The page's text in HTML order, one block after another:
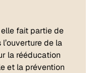
fait partie de
de la
la rééducation
et la prévention